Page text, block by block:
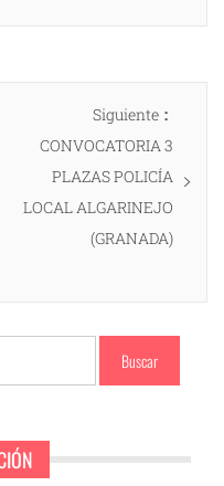
Siguiente
CONVOCATORIA 3
PLAZAS POLICÍA
LOCAL ALGARINEJO
(GRANADA)